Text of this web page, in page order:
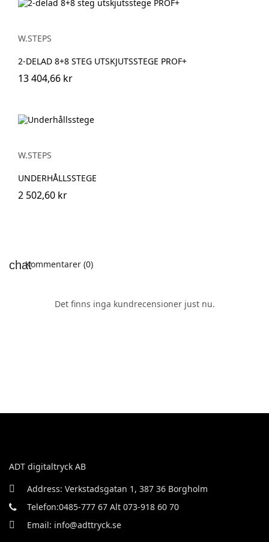
W.STEPS
2-DELAD 8+8 STEG UTSKJUTSSTEGE PROF+
13 404,66 kr
W.STEPS
UNDERHÅLLSSTEGE
2 502,60 kr
Kommentarer (0)
Det finns inga kundrecensioner just nu.
ADT digitaltryck AB
Address: Verkstadsgatan 1, 387 36 Borgholm
Telefon:0485-777 67 Alt 073-918 60 70
Email: info@adttryck.se